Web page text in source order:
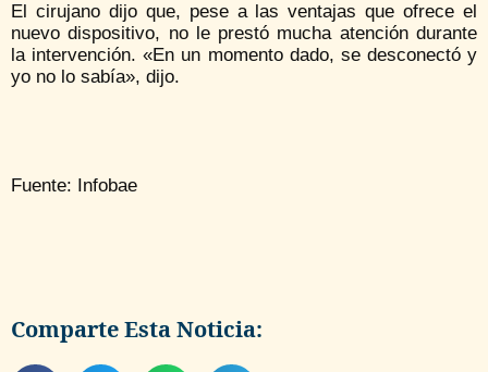
El cirujano dijo que, pese a las ventajas que ofrece el
nuevo dispositivo, no le prestó mucha atención durante
la intervención. «En un momento dado, se desconectó y
yo no lo sabía», dijo.
Fuente: Infobae
Comparte Esta Noticia: